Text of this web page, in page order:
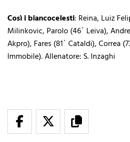
Così i biancocelesti: Reina, Luiz
Milinkovic, Parolo (46` Leiva),
Akpro), Fares (81` Cataldi), Correa
Immobile). Allenatore: S. Inzaghi